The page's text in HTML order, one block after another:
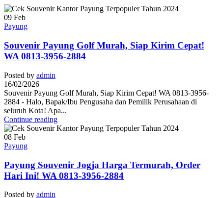
09 Feb
Payung
Souvenir Payung Golf Murah, Siap Kirim Cepat!
WA 0813-3956-2884
Posted by admin
16/02/2026
Souvenir Payung Golf Murah, Siap Kirim Cepat! WA 0813-3956-
2884 - Halo, Bapak/Ibu Pengusaha dan Pemilik Perusahaan di
seluruh Kota! Apa...
Continue reading
08 Feb
Payung
Payung Souvenir Jogja Harga Termurah, Order
Hari Ini! WA 0813-3956-2884
Posted by admin